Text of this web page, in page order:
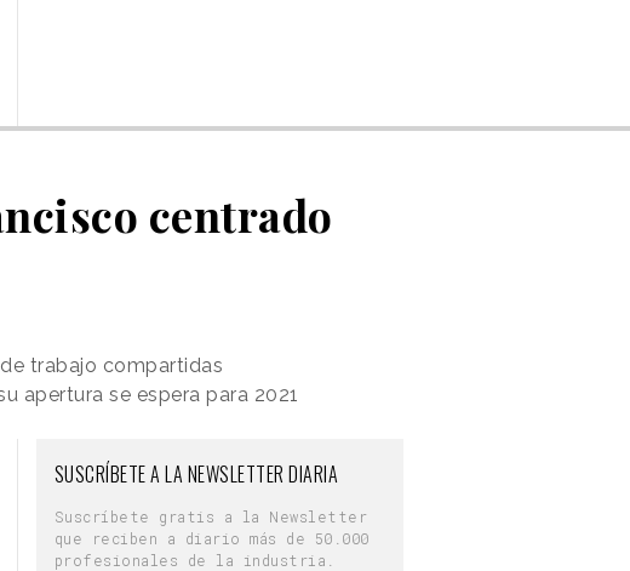
centrado
trabajo compartidas
apertura se espera para 2021
SUSCRÍBETE A LA NEWSLETTER DIARIA
Suscríbete gratis a la Newsletter
que reciben a diario más de 50.000
profesionales de la industria.